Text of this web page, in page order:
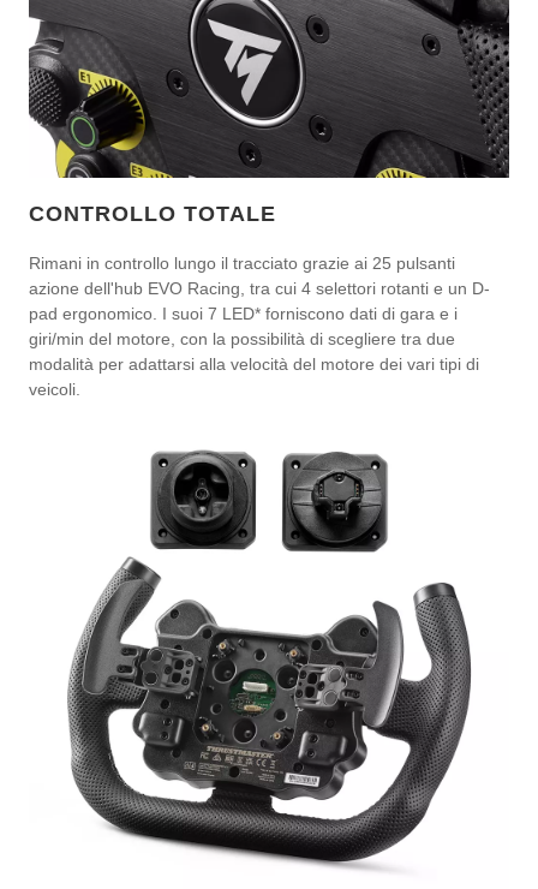
CONTROLLO TOTALE
Rimani in controllo lungo il tracciato grazie ai 25 pulsanti
azione dell'hub EVO Racing, tra cui 4 selettori rotanti e un D-
pad ergonomico. I suoi 7 LED* forniscono dati di gara e i
giri/min del motore, con la possibilità di scegliere tra due
modalità per adattarsi alla velocità del motore dei vari tipi di
veicoli.